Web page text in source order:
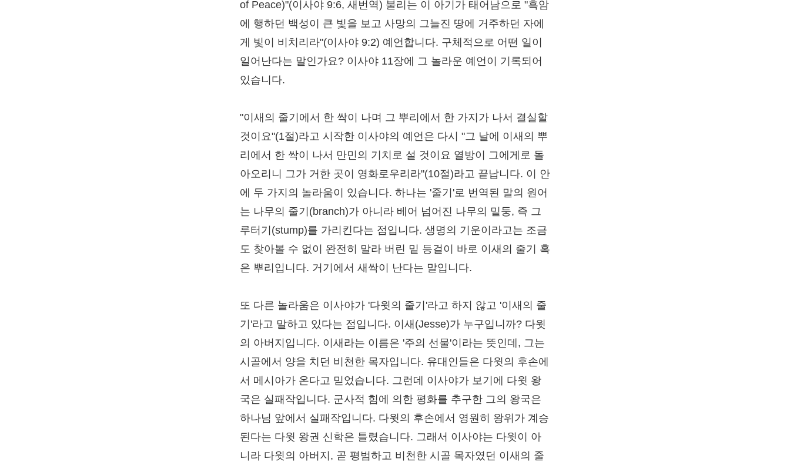
of Peace)"(이사야 9:6, 새번역) 불리는 이 아기가 태어남으로 "흑암
에 행하던 백성이 큰 빛을 보고 사망의 그늘진 땅에 거주하던 자에
게 빛이 비치리라"(이사야 9:2) 예언합니다. 구체적으로 어떤 일이
일어난다는 말인가요? 이사야 11장에 그 놀라운 예언이 기록되어
있습니다.
"이새의 줄기에서 한 싹이 나며 그 뿌리에서 한 가지가 나서 결실할
것이요"(1절)라고 시작한 이사야의 예언은 다시 "그 날에 이새의 뿌
리에서 한 싹이 나서 만민의 기치로 설 것이요 열방이 그에게로 돌
아오리니 그가 거한 곳이 영화로우리라"(10절)라고 끝납니다. 이 안
에 두 가지의 놀라움이 있습니다. 하나는 '줄기'로 번역된 말의 원어
는 나무의 줄기(branch)가 아니라 베어 넘어진 나무의 밑둥, 즉 그
루터기(stump)를 가리킨다는 점입니다. 생명의 기운이라고는 조금
도 찾아볼 수 없이 완전히 말라 버린 밑 등걸이 바로 이새의 줄기 혹
은 뿌리입니다. 거기에서 새싹이 난다는 말입니다.
또 다른 놀라움은 이사야가 '다윗의 줄기'라고 하지 않고 '이새의 줄
기'라고 말하고 있다는 점입니다. 이새(Jesse)가 누구입니까? 다윗
의 아버지입니다. 이새라는 이름은 '주의 선물'이라는 뜻인데, 그는
시골에서 양을 치던 비천한 목자입니다. 유대인들은 다윗의 후손에
서 메시아가 온다고 믿었습니다. 그런데 이사야가 보기에 다윗 왕
국은 실패작입니다. 군사적 힘에 의한 평화를 추구한 그의 왕국은
하나님 앞에서 실패작입니다. 다윗의 후손에서 영원히 왕위가 계승
된다는 다윗 왕권 신학은 틀렸습니다. 그래서 이사야는 다윗이 아
니라 다윗의 아버지, 곧 평범하고 비천한 시골 목자였던 이새의 줄